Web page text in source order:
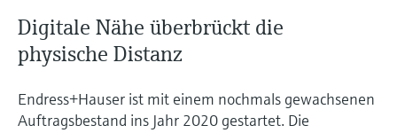
Digitale Nähe überbrückt die
physische Distanz
Endress+Hauser ist mit einem nochmals gewachsenen
Auftragsbestand ins Jahr 2020 gestartet. Die